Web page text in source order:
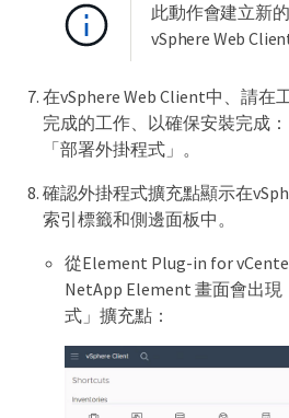
此動作會建立新
vSphere Web
在vSphere Web Client中、請在
完成的工作、以確保安裝完成
「部署外掛程式」。
確認外掛程式擴充點顯示在
索引標籤和側邊面板中。
從Element Plug-in for vCenter
NetApp Element 畫面會出現
式」擴充點：